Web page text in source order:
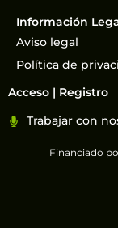
Información
Aviso legal
Política de
Acceso | Registro
Trabajar con
Financiado